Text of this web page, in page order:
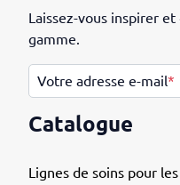
Catalogue
Lignes de soins pour
Laissez-vous inspirer
gamme.
Votre adresse e-mail*